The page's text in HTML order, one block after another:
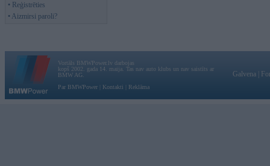
• Reģistrēties
• Aizmirsi paroli?
Vortāls BMWPower.lv darbojas
kopš 2002. gada 14. maija. Tas nav auto klubs un nav saistīts ar
BMW AG.
Par BMWPower
Kontakti Reklāma
Galvena